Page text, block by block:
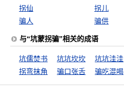
拐仙
拐儿
骗人
骗供
与“坑蒙拐骗”相关的成语
坑儒焚书 坑坑坎坎 坑坑洼洼
拐弯抹角
骗口张舌 骗吃混喝